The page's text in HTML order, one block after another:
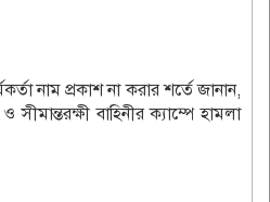
নাম প্রকাশ না করার শর্তে জানান,
বাহিনীর ক্যাম্পে হামলা